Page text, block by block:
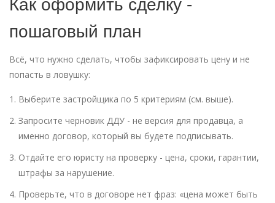
Как оформить сделку -
пошаговый план
Всё, что нужно сделать, чтобы зафиксировать цену и не
попасть в ловушку:
Выберите застройщика по 5 критериям (см. выше).
Запросите черновик ДДУ - не версия для продавца, а
именно договор, который вы будете подписывать.
Отдайте его юристу на проверку - цена, сроки, гарантии,
штрафы за нарушение.
Проверьте, что в договоре нет фраз: «цена может быть